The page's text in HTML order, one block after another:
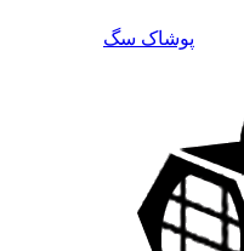
پوشاک سگ